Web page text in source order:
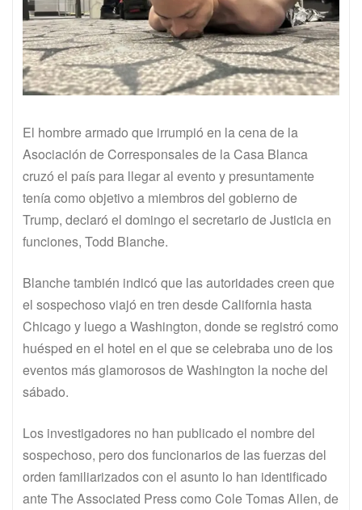
El hombre armado que irrumpió en la cena de la
Asociación de Corresponsales de la Casa Blanca
cruzó el país para llegar al evento y presuntamente
tenía como objetivo a miembros del gobierno de
Trump, declaró el domingo el secretario de Justicia en
funciones, Todd Blanche.
Blanche también indicó que las autoridades creen que
el sospechoso viajó en tren desde California hasta
Chicago y luego a Washington, donde se registró como
huésped en el hotel en el que se celebraba uno de los
eventos más glamorosos de Washington la noche del
sábado.
Los investigadores no han publicado el nombre del
sospechoso, pero dos funcionarios de las fuerzas del
orden familiarizados con el asunto lo han identificado
ante The Associated Press como Cole Tomas Allen, de